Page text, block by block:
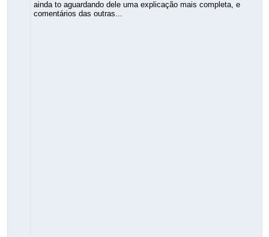
ainda to aguardando dele uma explicação mais completa, e
comentários das outras...